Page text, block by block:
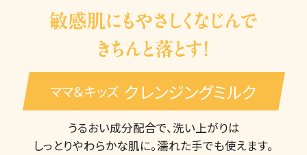
ママ＆キッズ クレンジングミルク
うるおい成分配合で、洗い上がりは
しっとりやわらかな肌に。濡れた手でも使えます。